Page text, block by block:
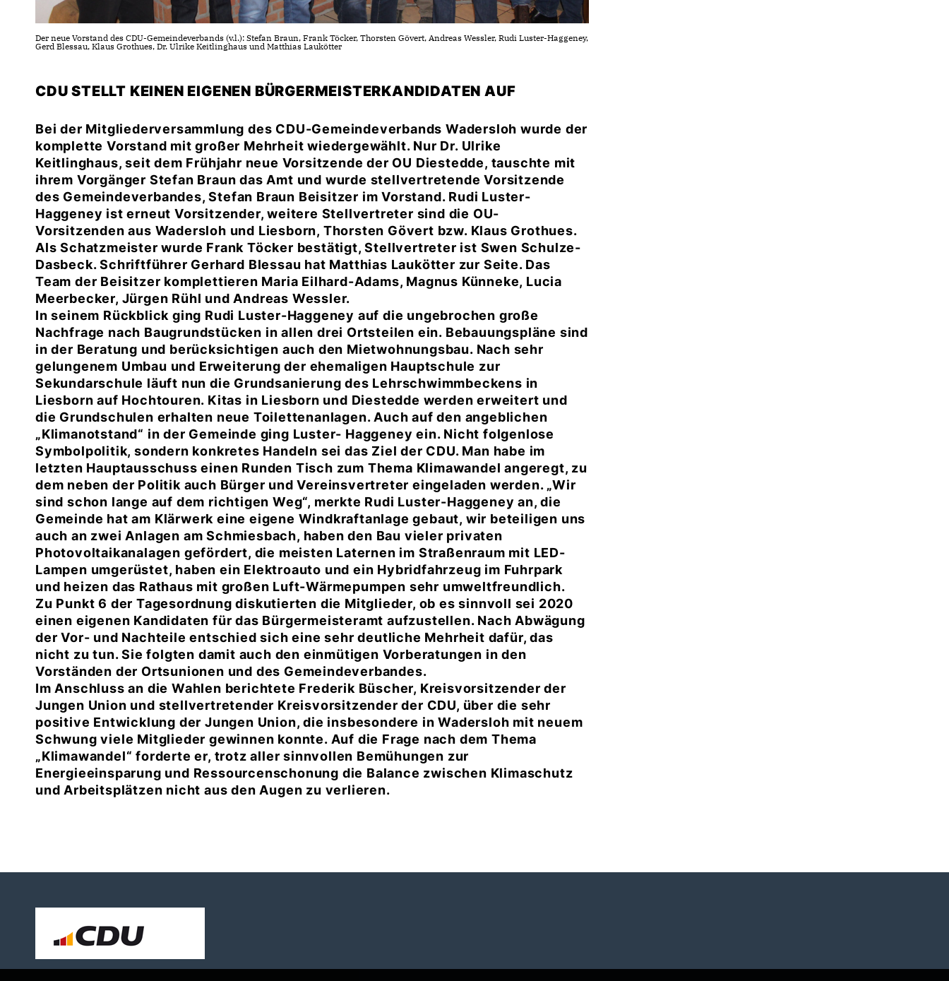
Der neue Vorstand des CDU-Gemeindeverbands (v.l.): Stefan Braun, Frank Töcker, Thorsten Gövert, Andreas Wessler, Rudi Luster-Haggeney,
Gerd Blessau, Klaus Grothues, Dr. Ulrike Keitlinghaus und Matthias Laukötter
CDU STELLT KEINEN EIGENEN BÜRGERMEISTERKANDIDATEN AUF
Bei der Mitgliederversammlung des CDU-Gemeindeverbands Wadersloh wurde der
komplette Vorstand mit großer Mehrheit wiedergewählt. Nur Dr. Ulrike
Keitlinghaus, seit dem Frühjahr neue Vorsitzende der OU Diestedde, tauschte mit
ihrem Vorgänger Stefan Braun das Amt und wurde stellvertretende Vorsitzende
des Gemeindeverbandes, Stefan Braun Beisitzer im Vorstand. Rudi Luster-
Haggeney ist erneut Vorsitzender, weitere Stellvertreter sind die OU-
Vorsitzenden aus Wadersloh und Liesborn, Thorsten Gövert bzw. Klaus Grothues.
Als Schatzmeister wurde Frank Töcker bestätigt, Stellvertreter ist Swen Schulze-
Dasbeck. Schriftführer Gerhard Blessau hat Matthias Laukötter zur Seite. Das
Team der Beisitzer komplettieren Maria Eilhard-Adams, Magnus Künneke, Lucia
Meerbecker, Jürgen Rühl und Andreas Wessler.
In seinem Rückblick ging Rudi Luster-Haggeney auf die ungebrochen große
Nachfrage nach Baugrundstücken in allen drei Ortsteilen ein. Bebauungspläne sind
in der Beratung und berücksichtigen auch den Mietwohnungsbau. Nach sehr
gelungenem Umbau und Erweiterung der ehemaligen Hauptschule zur
Sekundarschule läuft nun die Grundsanierung des Lehrschwimmbeckens in
Liesborn auf Hochtouren. Kitas in Liesborn und Diestedde werden erweitert und
die Grundschulen erhalten neue Toilettenanlagen. Auch auf den angeblichen
Klimanotstand“ in der Gemeinde ging Luster- Haggeney ein. Nicht folgenlose
Symbolpolitik, sondern konkretes Handeln sei das Ziel der CDU. Man habe im
letzten Hauptausschuss einen Runden Tisch zum Thema Klimawandel angeregt, zu
dem neben der Politik auch Bürger und Vereinsvertreter eingeladen werden. „Wir
sind schon lange auf dem richtigen Weg“, merkte Rudi Luster-Haggeney an, die
Gemeinde hat am Klärwerk eine eigene Windkraftanlage gebaut, wir beteiligen uns
auch an zwei Anlagen am Schmiesbach, haben den Bau vieler privaten
Photovoltaikanalagen gefördert, die meisten Laternen im Straßenraum mit LED-
Lampen umgerüstet, haben ein Elektroauto und ein Hybridfahrzeug im Fuhrpark
und heizen das Rathaus mit großen Luft-Wärmepumpen sehr umweltfreundlich.
Zu Punkt 6 der Tagesordnung diskutierten die Mitglieder, ob es sinnvoll sei 2020
einen eigenen Kandidaten für das Bürgermeisteramt aufzustellen. Nach Abwägung
der Vor- und Nachteile entschied sich eine sehr deutliche Mehrheit dafür, das
nicht zu tun. Sie folgten damit auch den einmütigen Vorberatungen in den
Vorständen der Ortsunionen und des Gemeindeverbandes.
Im Anschluss an die Wahlen berichtete Frederik Büscher, Kreisvorsitzender der
Jungen Union und stellvertretender Kreisvorsitzender der CDU, über die sehr
positive Entwicklung der Jungen Union, die insbesondere in Wadersloh mit neuem
Schwung viele Mitglieder gewinnen konnte. Auf die Frage nach dem Thema
Klimawandel“ forderte er, trotz aller sinnvollen Bemühungen zur
Energieeinsparung und Ressourcenschonung die Balance zwischen Klimaschutz
und Arbeitsplätzen nicht aus den Augen zu verlieren.